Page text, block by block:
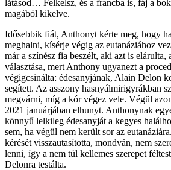
látásod… Felkelsz, és a francba is, fáj a
magából kikelve.
Idősebbik fiát, Anthonyt kérte meg, hogy
meghalni, kísérje végig az eutanáziához
már a színész fia beszélt, aki azt is elárulta,
választása, mert Anthony ugyanezt a
végigcsinálta: édesanyjának, Alain Delon
segített. Az asszony hasnyálmirigyrákban
megvárni, míg a kór végez vele. Végül
2021 januárjában elhunyt. Anthonynak
könnyű lelkileg édesanyját a kegyes
sem, ha végül nem került sor az
kérését visszautasította, mondván, nem
lenni, így a nem túl kellemes szerepet
Delonra testálta.